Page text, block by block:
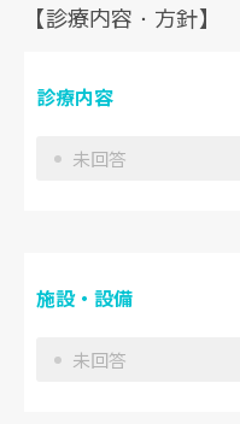
【診療内容・方針】
診療内容
未回答
施設・設備
未回答